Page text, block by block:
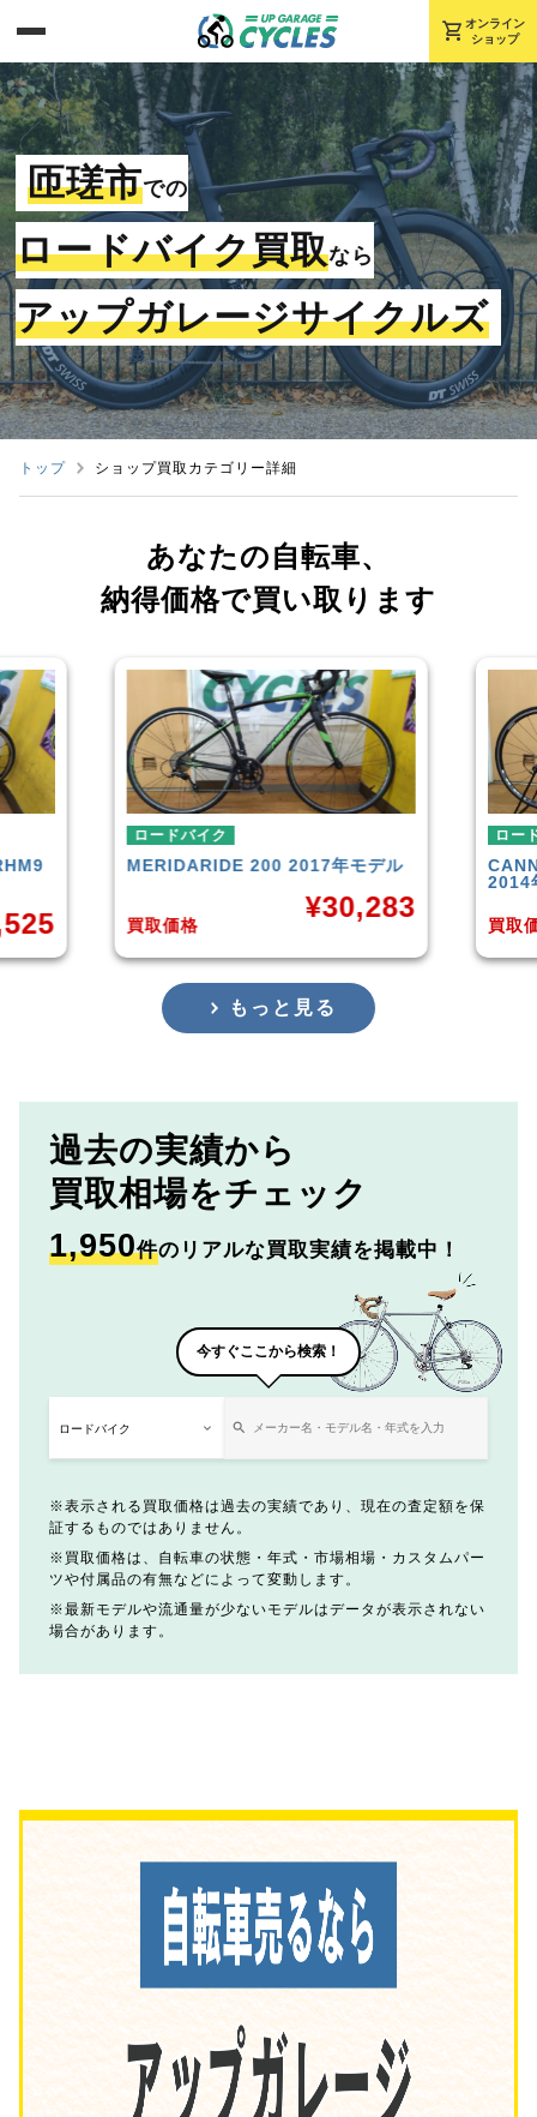
shopping_cart オンライン
ショップ
匝瑳市での
ロードバイク買取なら
アップガレージサイクルズ
トップ ショップ買取カテゴリー詳細
あなたの自転車、
納得価格で買い取ります
RIDE 200 2017年モデル
価格
CANNONDALE
買取価格 ¥
もっと見る
過去の実績から
買取相場をチェック
1,950件のリアルな買取実績を掲載中！
今すぐここから検索！
表示される買取価格は過去の実績であり、現在の査定額を保
証するものではありません。
買取価格は、自転車の状態・年式・市場相場・カスタムパー
ツや付属品の有無などによって変動します。
最新モデルや流通量が少ないモデルはデータが表示されない
場合があります。